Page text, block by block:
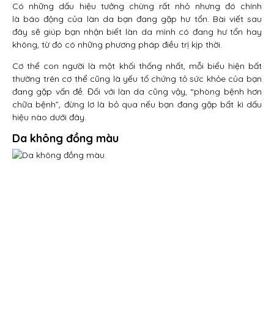
Có những dấu hiệu tưởng chừng rất nhỏ nhưng đó chính
là báo động của làn da bạn đang gặp hư tổn. Bài viết sau
đây sẽ giúp bạn nhận biết làn da mình có đang hư tổn hay
không, từ đó có những phương pháp điều trị kịp thời.
Cơ thể con người là một khối thống nhất, mỗi biểu hiện bất
thường trên cơ thể cũng là yếu tố chứng tỏ sức khỏe của bạn
đang gặp vấn đề. Đối với làn da cũng vậy, “phòng bệnh hơn
chữa bệnh”, đừng lơ là bỏ qua nếu bạn đang gặp bất kì dấu
hiệu nào dưới đây.
Da không đồng màu